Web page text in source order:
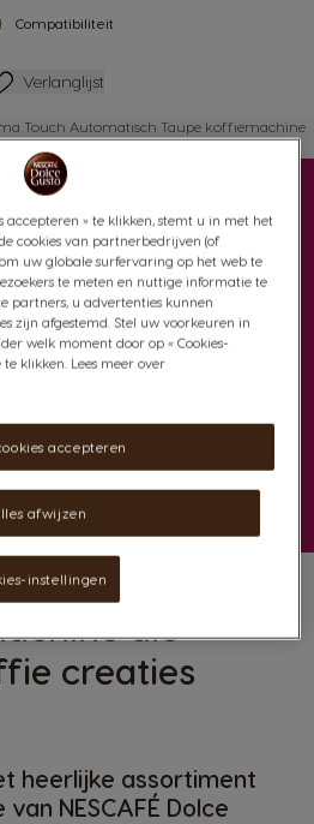
Compatibiliteit
Verlanglijstje
Verlanglijst
op een
mag niet ontbreken in
unieke design,
zijn automatische
grote 1,2L
alles wat je nodig hebt
koffiebar recepten thuis
die
creaties
heerlijke assortiment
NESCAFÉ Dolce
accepteren » te klikken, stemt u in met het
cookies van partnerbedrijven (of
uw globale surfervaring op het web te
te meten en nuttige informatie te
partners, u advertenties kunnen
zijn afgestemd. Stel uw voorkeuren in
welk moment door op « Cookies-
klikken. Lees meer over
afwijzen
accepteren
instellingen